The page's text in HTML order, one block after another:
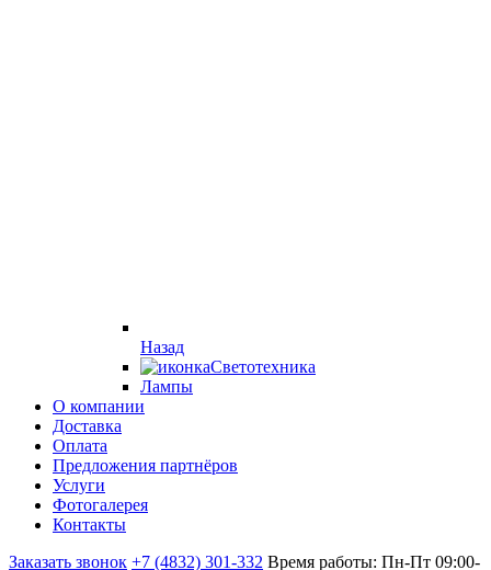
Назад
Светотехника
Лампы
О компании
Доставка
Оплата
Предложения партнёров
Услуги
Фотогалерея
Контакты
Заказать звонок +7 (4832) 301-332 Время работы: Пн-Пт 09:00-